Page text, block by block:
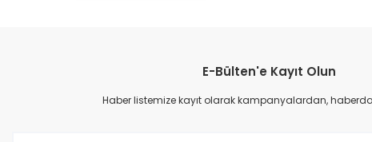
E-Bülten'e Kayıt Olun
Haber listemize kayıt olarak kampanyalardan,